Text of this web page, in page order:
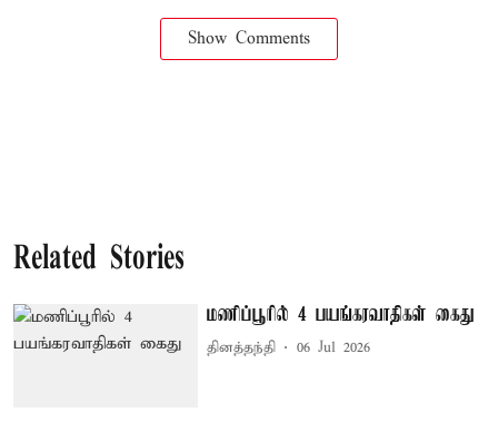
Show Comments
Related Stories
மணிப்பூரில் 4 பயங்கரவாதிகள் கைது
தினத்தந்தி 06 Jul 2026